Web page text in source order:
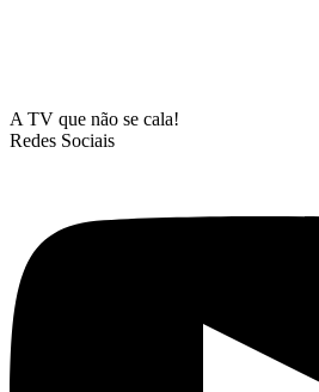
A TV que não se cala!
Redes Sociais